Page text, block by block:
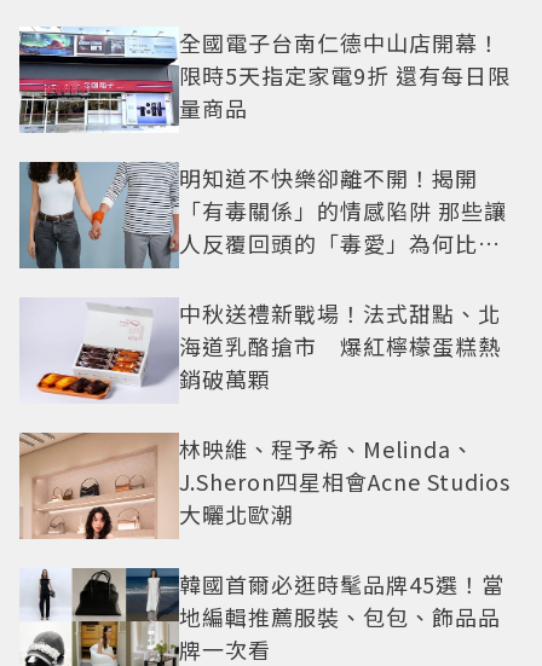
全國電子台南仁德中山店開幕！
限時5天指定家電9折 還有每日限
量商品
明知道不快樂卻離不開！揭開
「有毒關係」的情感陷阱 那些讓
人反覆回頭的「毒愛」為何比菸
中秋送禮新戰場！法式甜點、北
海道乳酪搶市 爆紅檸檬蛋糕熱
銷破萬顆
林映維、程予希、Melinda、
J.Sheron四星相會Acne Studios
大曬北歐潮
韓國首爾必逛時髦品牌45選！當
地編輯推薦服裝、包包、飾品品
牌一次看